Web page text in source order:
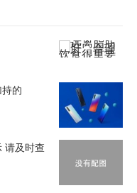
的
请及时查